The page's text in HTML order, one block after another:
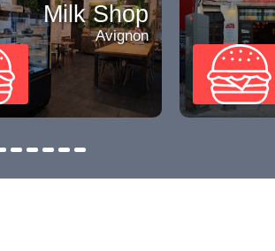
Milk Shop
Avignon